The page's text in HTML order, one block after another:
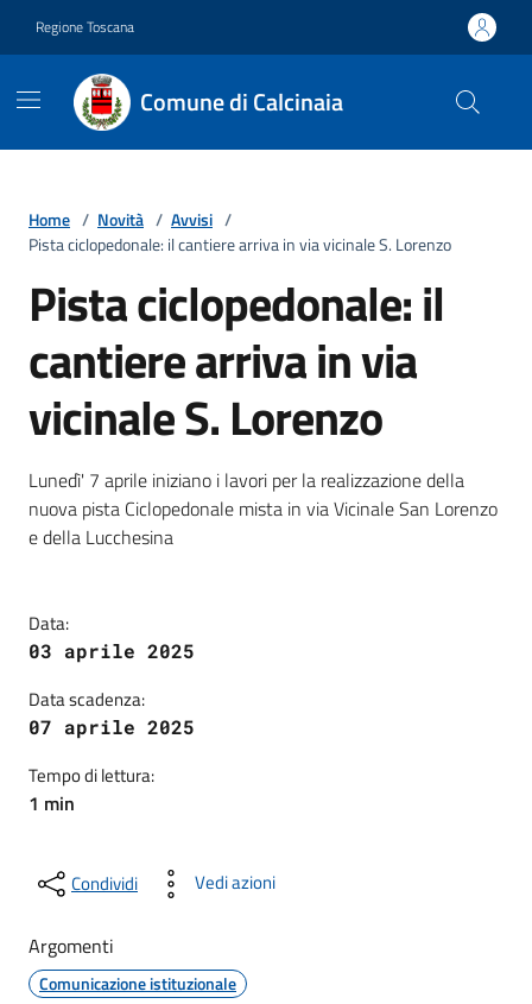
Regione Toscana
Comune di Calcinaia
Home / Novità / Avvisi /
Pista ciclopedonale: il cantiere arriva in via vicinale S. Lorenzo
Pista ciclopedonale: il
cantiere arriva in via
vicinale S. Lorenzo
Dettagli della notizia
Lunedì' 7 aprile iniziano i lavori per la realizzazione della
nuova pista Ciclopedonale mista in via Vicinale San Lorenzo
e della Lucchesina
Data:
03 aprile 2025
Data scadenza:
07 aprile 2025
Tempo di lettura:
1 min
Condividi Vedi azioni
Argomenti
Comunicazione istituzionale